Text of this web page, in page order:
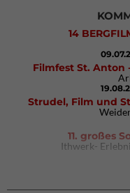
14
Filmfest St. Anton
Strudel, Film und
11. großes
Ithwerk-